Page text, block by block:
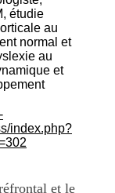
étudie
au
normal et
au
et
index.php?
et le